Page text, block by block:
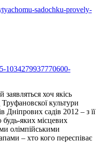
sadochku-provely-
1034279937770600-
хоч якісь
культури
Дніпрових садів 2012 – з її
будь-яких місцевих
олімпійськими
– хто кого переспіває